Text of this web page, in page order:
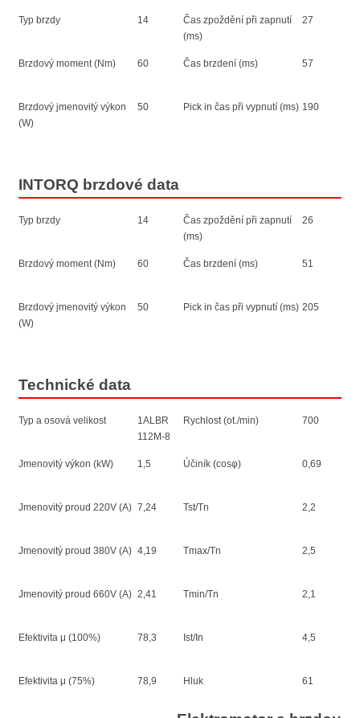
Typ brzdy 14
Brzdový moment (Nm) 60
Brzdový jmenovitý výkon
(W)
50
Čas zpoždění při zapnutí
(ms)
27
Čas brzdení (ms) 57
Pick in čas při vypnutí (ms) 190
INTORQ brzdové data
Typ brzdy 14
Brzdový moment (Nm) 60
Brzdový jmenovitý výkon
(W)
50
Čas zpoždění při zapnutí
(ms)
26
Čas brzdení (ms) 51
Pick in čas při vypnutí (ms) 205
Technické data
Typ a osová velikost
1ALBR
112M-8
Jmenovitý výkon (kW) 1,5
Jmenovitý proud 220V (A) 7,24
Jmenovitý proud 380V (A) 4,19
Jmenovitý proud 660V (A) 2,41
Efektivita μ (100%) 78,3
Efektivita μ (75%) 78,9
Rychlost (ot./min) 700
Účiník (cosφ) 0,69
Tst/Tn 2,2
Tmax/Tn 2,5
Tmin/Tn 2,1
Ist/In 4,5
Hluk 61